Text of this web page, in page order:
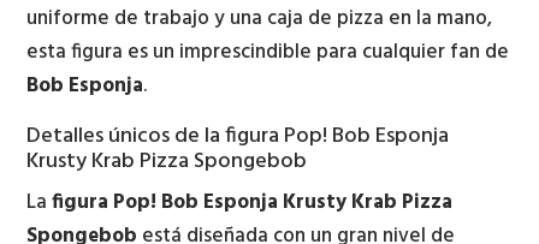
uniforme de trabajo y una caja de pizza en la mano,
esta figura es un imprescindible para cualquier fan de
Bob Esponja.
Detalles únicos de la figura Pop! Bob Esponja
Krusty Krab Pizza Spongebob
Lafigura Pop! Bob Esponja Krusty Krab Pizza
Spongebob está diseñada con un gran nivel de